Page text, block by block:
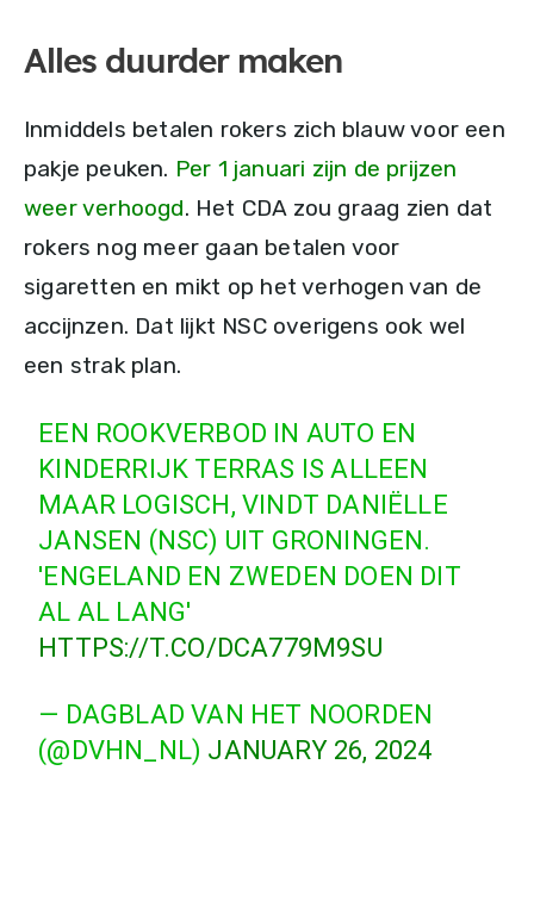
Alles duurder maken
Inmiddels betalen rokers zich blauw voor een
pakje peuken. Per 1 januari zijn de prijzen
weer verhoogd. Het CDA zou graag zien dat
rokers nog meer gaan betalen voor
sigaretten en mikt op het verhogen van de
accijnzen. Dat lijkt NSC overigens ook wel
een strak plan.
EEN ROOKVERBOD IN AUTO EN
KINDERRIJK TERRAS IS ALLEEN
MAAR LOGISCH, VINDT DANIËLLE
JANSEN (NSC) UIT GRONINGEN.
'ENGELAND EN ZWEDEN DOEN DIT
AL AL LANG'
HTTPS://T.CO/DCA779M9SU
— DAGBLAD VAN HET NOORDEN
(@DVHN_NL) JANUARY 26, 2024